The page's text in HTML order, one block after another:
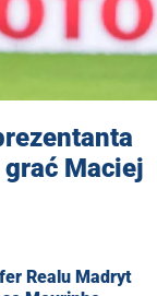
Maciej
Realu Madryt